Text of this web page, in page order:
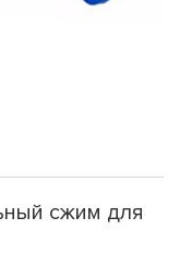
сжим для